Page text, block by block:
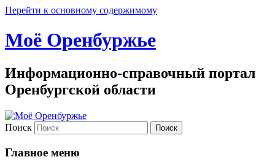
Перейти к основному содержимому
Моё Оренбуржье
Информационно-справочный портал
Оренбургской области
Поиск
Главное меню